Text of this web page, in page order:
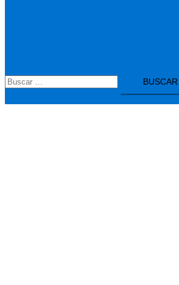
Buscar: